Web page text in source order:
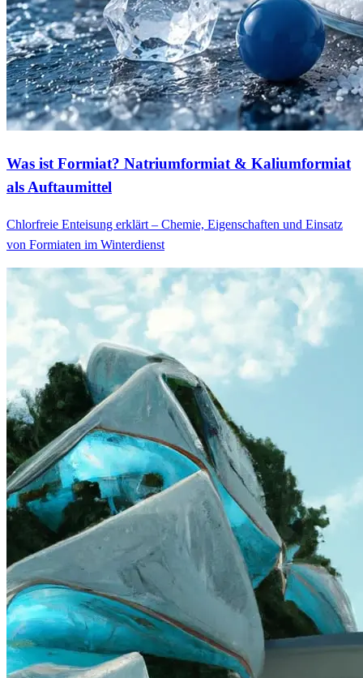
Was ist Formiat? Natriumformiat & Kaliumformiat
als Auftaumittel
Chlorfreie Enteisung erklärt – Chemie, Eigenschaften und Einsatz
von Formiaten im Winterdienst